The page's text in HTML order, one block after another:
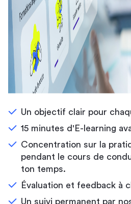
Un objectif clair pour
15 minutes d'E-learning
Concentration sur la
pendant le cours de
ton temps.
Évaluation et feedback à
Un suivi permanent par